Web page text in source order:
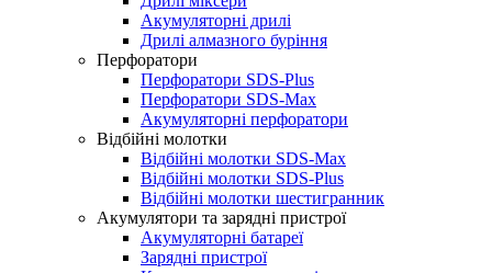
Акумуляторні дрилі
Дрилі алмазного буріння
Перфоратори
Перфоратори SDS-Plus
Перфоратори SDS-Max
Акумуляторні перфоратори
Відбійні молотки
Відбійні молотки SDS-Max
Відбійні молотки SDS-Plus
Відбійні молотки шестигранник
Акумулятори та зарядні пристрої
Акумуляторні батареї
Зарядні пристрої